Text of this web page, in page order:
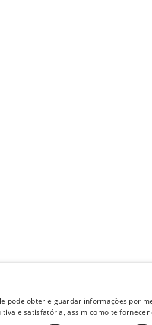
pode obter e guardar informações por
e satisfatória, assim como te